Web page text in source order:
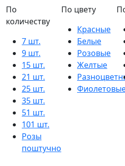
По
количеству
7 шт.
9 шт.
15 шт.
21 шт.
25 шт.
35 шт.
51 шт.
101 шт.
Розы
поштучно
По цвету
Красные
Белые
Розовые
Желтые